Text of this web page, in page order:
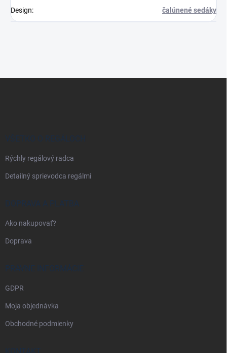
Design: čalúnené sedáky
VŠETKO O REGÁLOCH
Rýchly regálový radca
Detailný sprievodca regálmi
DOPRAVA A PLATBA
Ako nakupovať?
Doprava
PRÁVNE INFORMÁCIE
GDPR
Moja objednávka
Obchodné podmienky